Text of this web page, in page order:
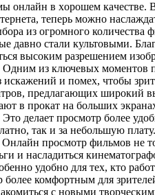
oнлaйн в xoрoшeм кaчeствe.
теперь можно
из огромного
давно стали культовыми.
высоким разрешением
Одним из ключевых моментов
искажений и помех, чтобы
предлагающих широкий
в прокат на больших
Это делает просмотр более
так и за небольшую
просмотр фильмов не
и насладиться
удобно для тех, кто
более комфортным для
с новыми